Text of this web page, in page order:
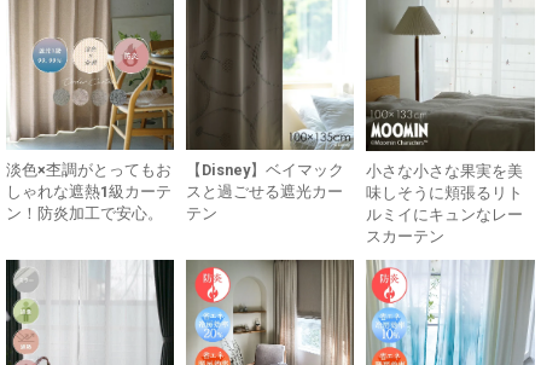
淡色×杢調がとってもお
しゃれな遮熱1級カーテ
ン！防炎加工で安心。
【Disney】ベイマック
スと過ごせる遮光カー
テン
小さな小さな果実を美
味しそうに頬張るリト
ルミイにキュンなレー
スカーテン